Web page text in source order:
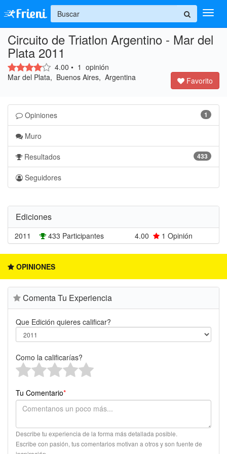
Ingresar
Inicio
+
Circuito de Triatlon Argentino - Mar del
Plata 2011
4.00 • 1 opinión
Mar del Plata, Buenos Aires, Argentina
Favorito
1
Opiniones
Muro
433
Resultados
Seguidores
Ediciones
2011 433 Participantes 4.00 1 Opinión
OPINIONES
Comenta Tu Experiencia
Que Edición quieres calificar?
Como la calificarías?
Tu Comentario*
Describe tu experiencia de la forma más detallada posible.
Escribe con pasión, tus comentarios motivan a otros y son fuente de